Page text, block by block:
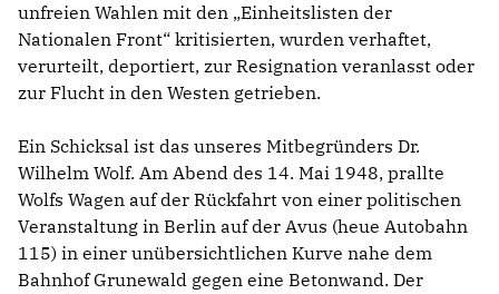
unfreien Wahlen mit den „Einheitslisten der
Nationalen Front“ kritisierten, wurden verhaftet,
verurteilt, deportiert, zur Resignation veranlasst oder
zur Flucht in den Westen getrieben.
Ein Schicksal ist das unseres Mitbegründers Dr.
Wilhelm Wolf. Am Abend des 14. Mai 1948, prallte
Wolfs Wagen auf der Rückfahrt von einer politischen
Veranstaltung in Berlin auf der Avus (heue Autobahn
115) in einer unübersichtlichen Kurve nahe dem
Bahnhof Grunewald gegen eine Betonwand. Der